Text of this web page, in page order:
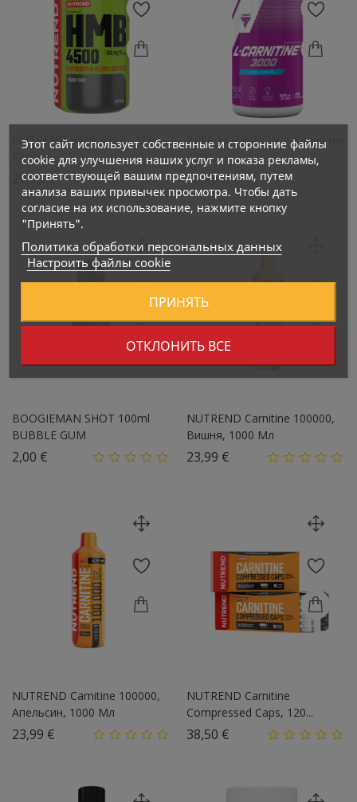
NUTREND HMB 4500 - 100
Капсул
29,95 €Цена
TREC NUTRITION L-Карнитин
3000...
18,95 €Цена
BOOGIEMAN SHOT 100ml
BUBBLE GUM
2,00 €
NUTREND Carnitine 100000,
Вишня, 1000 Мл
23,99 €
NUTREND Carnitine 100000,
Апельсин, 1000 Мл
23,99 €
NUTREND Carnitine
Compressed Caps, 120...
38,50 €
Этот сайт использует собственные и сторонние файлы
cookie для улучшения наших услуг и показа рекламы,
соответствующей вашим предпочтениям, путем
анализа ваших привычек просмотра. Чтобы дать
согласие на их использование, нажмите кнопку
"Принять".
Политика обработки персональных данных
Настроить файлы cookie
ОТКЛОНИТЬ ВСЕ
ПРИНЯТЬ